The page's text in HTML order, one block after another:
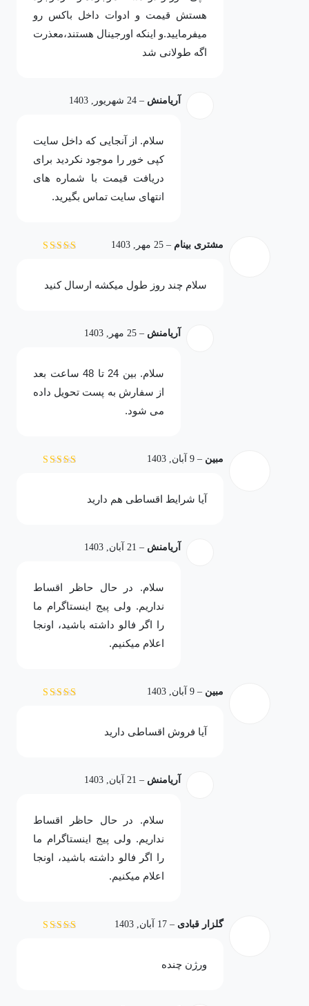
هستش قیمت و ادوات داخل باکس رو
میفرمایید.و اینکه اورجینال هستند،معذرت
اگه طولانی شد
آریامنش – 24 شهریور, 1403
سلام. از آنجایی که داخل سایت
کپی خور را موجود نکردید برای
دریافت قیمت با شماره های
انتهای سایت تماس بگیرید.
مشتری بینام – 25 مهر, 1403
سلام چند روز طول میکشه ارسال کنید
آریامنش – 25 مهر, 1403
سلام. بین 24 تا 48 ساعت بعد
از سفارش به پست تحویل داده
می شود.
مبین – 9 آبان, 1403
آیا شرایط اقساطی هم دارید
آریامنش – 21 آبان, 1403
سلام. در حال حاظر اقساط
نداریم. ولی پیج اینستاگرام ما
را اگر فالو داشته باشید، اونجا
اعلام میکنیم.
مبین – 9 آبان, 1403
آیا فروش اقساطی دارید
آریامنش – 21 آبان, 1403
سلام. در حال حاظر اقساط
نداریم. ولی پیج اینستاگرام ما
را اگر فالو داشته باشید، اونجا
اعلام میکنیم.
گلزار قبادی – 17 آبان, 1403
ورژن چنده